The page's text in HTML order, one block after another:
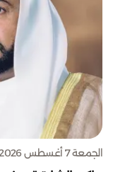
الجمعة 7 أغسطس 2026